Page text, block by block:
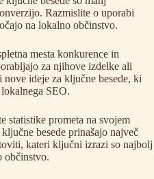
Razmislite o uporabi
na lokalno občinstvo.
mesta konkurence in
za njihove izdelke ali
ideje za ključne besede, ki
SEO.
statistike prometa na svojem
besede prinašajo največ
kateri ključni izrazi so najbolj
občinstvo.